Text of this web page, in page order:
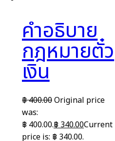
คำอธิบาย
กฎหมายตั๋ว
เงิน
฿400.00Original price
was:
฿ 400.00.฿ 340.00Current
price is: ฿ 340.00.